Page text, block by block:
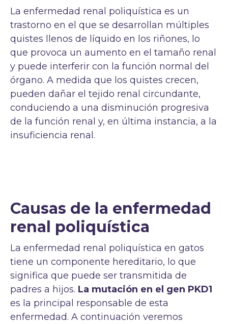
La enfermedad renal poliquística es un
trastorno en el que se desarrollan múltiples
quistes llenos de líquido en los riñones, lo
que provoca un aumento en el tamaño renal
y puede interferir con la función normal del
órgano. A medida que los quistes crecen,
pueden dañar el tejido renal circundante,
conduciendo a una disminución progresiva
de la función renal y, en última instancia, a la
insuficiencia renal.
Causas de la enfermedad
renal poliquística
La enfermedad renal poliquística en gatos
tiene un componente hereditario, lo que
significa que puede ser transmitida de
padres a hijos. La mutación en el gen PKD1
es la principal responsable de esta
enfermedad. A continuación veremos